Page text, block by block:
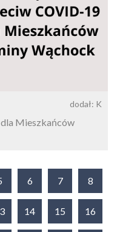
dodał: K
Mieszkańców
6 7 8
14 15 16